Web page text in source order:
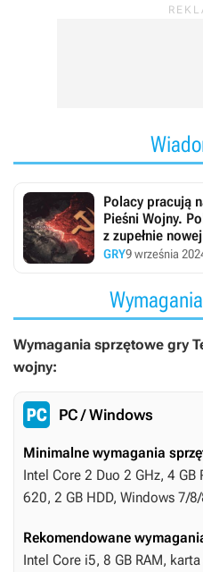
Polacy pracują
Pieśni Wojny.
z zupełnie
GRY9 września
Wymagania sprzętowe gry
wojny:
PC / Windows
Minimalne wymagania
Intel Core 2 Duo 2 GHz, 4
620, 2 GB HDD, Windows 7/
Rekomendowane
Intel Core i5, 8 GB RAM,